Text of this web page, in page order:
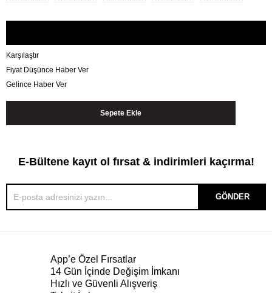
Karşılaştır
Fiyat Düşünce Haber Ver
Gelince Haber Ver
E-Bültene kayıt ol fırsat & indirimleri kaçırma!
GÖNDER
App’e Özel Fırsatlar
14 Gün İçinde Değişim İmkanı
Hızlı ve Güvenli Alışveriş